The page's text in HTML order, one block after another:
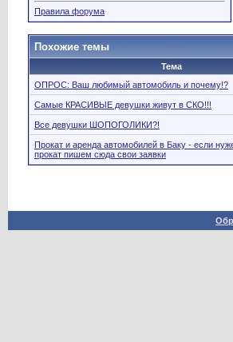
Правила форума
Похожие темы
Тема
ОПРОС: Ваш любимый автомобиль и почему!?
Самые КРАСИВЫЕ девушки живут в СКО!!!
Все девушки ШОПОГОЛИКИ?!
Прокат и аренда автомобилей в Баку - если
прокат пишем сюда свои заявки